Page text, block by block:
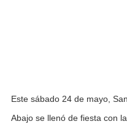
Este sábado 24 de mayo,
Abajo se llenó de fiesta con